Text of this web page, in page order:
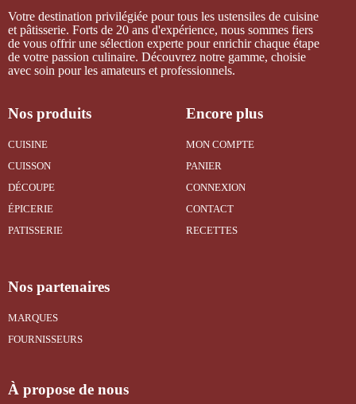
Votre destination privilégiée pour tous les ustensiles de cuisine
et pâtisserie. Forts de 20 ans d'expérience, nous sommes fiers
de vous offrir une sélection experte pour enrichir chaque étape
de votre passion culinaire. Découvrez notre gamme, choisie
avec soin pour les amateurs et professionnels.
Nos produits
CUISINE
CUISSON
DÉCOUPE
ÉPICERIE
PATISSERIE
Encore plus
MON COMPTE
PANIER
CONNEXION
CONTACT
RECETTES
Nos partenaires
MARQUES
FOURNISSEURS
À propose de nous